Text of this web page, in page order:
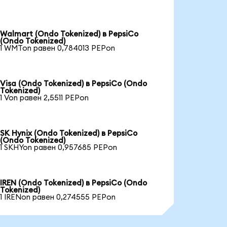
Walmart (Ondo Tokenized) в PepsiCo
(Ondo Tokenized)
1 WMTon равен 0,784013 PEPon
Visa (Ondo Tokenized) в PepsiCo (Ondo
Tokenized)
1 Von равен 2,5511 PEPon
SK Hynix (Ondo Tokenized) в PepsiCo
(Ondo Tokenized)
1 SKHYon равен 0,957685 PEPon
IREN (Ondo Tokenized) в PepsiCo (Ondo
Tokenized)
1 IRENon равен 0,274555 PEPon